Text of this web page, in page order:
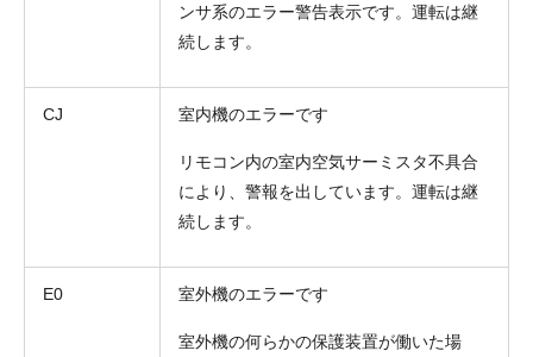
ンサ系のエラー警告表示です。運転は継
続します。
CJ 室内機のエラーです
リモコン内の室内空気サーミスタ不具合
により、警報を出しています。運転は継
続します。
E0 室外機のエラーです
室外機の何らかの保護装置が働いた場